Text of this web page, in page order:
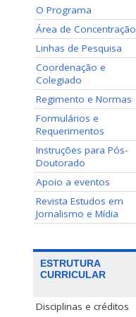
O Programa
Área de Concentração
Linhas de Pesquisa
Coordenação e
Colegiado
Regimento e Normas
Formulários e
Requerimentos
Instruções para Pós-
Doutorado
Apoio a eventos
Revista Estudos em
Jornalismo e Mídia
ESTRUTURA
CURRICULAR
Disciplinas e créditos